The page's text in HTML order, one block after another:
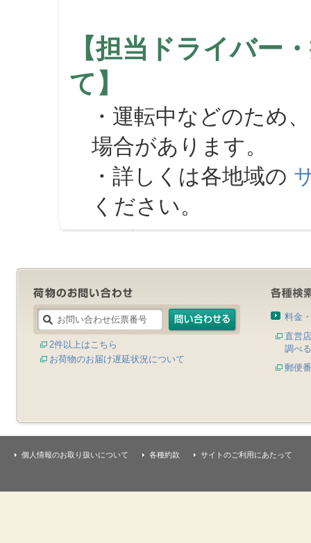
【担当ドライバー
て】
・運転中などのため
場合があります。
・詳しくは各地域の
ください。
2件以上はこちら
お荷物のお届け遅延状況について
料金
直営
調べる
郵便
個人情報のお取り扱いについて 各種約款 サイトのご利用にあたって